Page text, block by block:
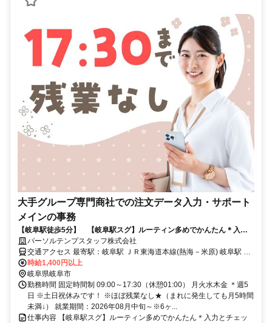
大手グループ専門商社での注文データ入力・サポート
メインの事務
【岐阜駅徒歩5分】 【岐阜駅スグ】ルーティン多めでかんたん＊入力
とチェックの事務
パーソルテンプスタッフ株式会社
交通アクセス 最寄駅：岐阜駅 ＪＲ東海道本線(熱海－米原) 岐阜駅 徒
歩5分 名鉄名古屋本線 名鉄岐阜駅 徒歩9分 ＜駅チカの高層ビル★＞目
の前のビルまでは駅からデッキで直結 車通勤可能 ※車通勤ご希望の
場合は、民間駐車場をご契約ください◎
時給1,400円以上
岐阜県岐阜市
勤務時間 固定時間制 09:00～17:30（休憩01:00） 月火水木金 ＊週5
日 ※土日祝休みです！ ※ほぼ残業なし★（まれに発生しても月5時間
未満↓） 就業期間：2026年08月中旬～※6ヶ...
仕事内容 【岐阜駅スグ】ルーティン多めでかんたん＊入力とチェッ